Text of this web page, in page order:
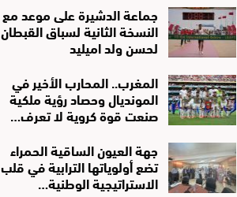
جماعة الدشيرة على موعد مع
النسخة الثانية لسباق القبطان
لحسن ولد اميليد
المغرب.. المحارب الأخير في
المونديال وحصاد رؤية ملكية
صنعت قوة كروية لا تعرف…
جهة العيون الساقية الحمراء
تضع أولوياتها الترابية في قلب
الاستراتيجية الوطنية…